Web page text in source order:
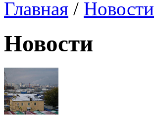
Главная / Новости
Новости